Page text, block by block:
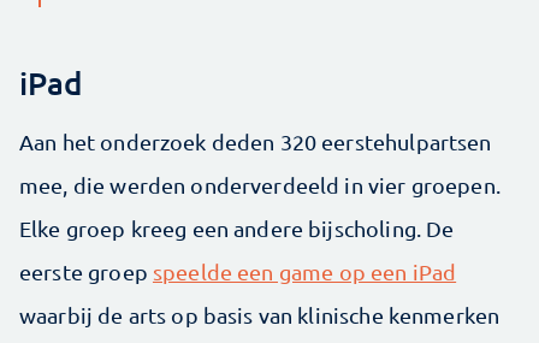
iPad
Aan het onderzoek deden 320 eerstehulpartsen
mee, die werden onderverdeeld in vier groepen.
Elke groep kreeg een andere bijscholing. De
eerste groep speelde een game op een iPad
waarbij de arts op basis van klinische kenmerken